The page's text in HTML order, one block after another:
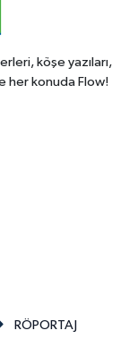
köşe yazıları,
her konuda Flow!
RÖPORTAJ